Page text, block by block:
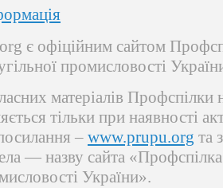
є офіційним сайтом
промисловості
матеріалів Профспілки
тільки при наявності
– www.prupu.org та
— назву сайта «Профспілка
України».